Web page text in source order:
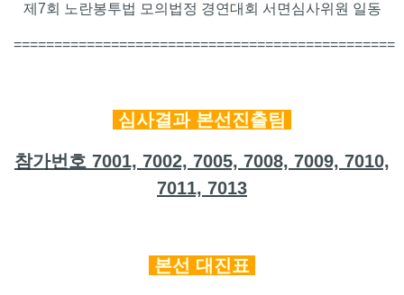
제7회 노란봉투법 모의법정 경연대회 서면심사위원 일동
===============================================
심사결과 본선진출팀
참가번호 7001, 7002, 7005, 7008, 7009, 7010,
7011, 7013
본선 대진표